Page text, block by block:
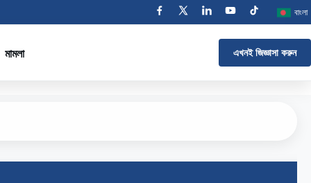
বাংলা
মামলা এখনই জিজ্ঞাসা করুন